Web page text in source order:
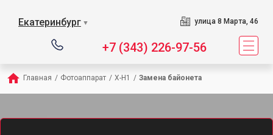
Екатеринбург ▼ улица 8 Марта, 46
+7 (343) 226-97-56
Главная / Фотоаппарат / X-H1 / Замена байонета